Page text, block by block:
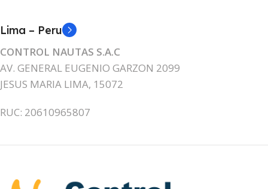
Lima – Peru
CONTROL NAUTAS S.A.C
AV. GENERAL EUGENIO GARZON 2099
JESUS MARIA LIMA, 15072
RUC: 20610965807